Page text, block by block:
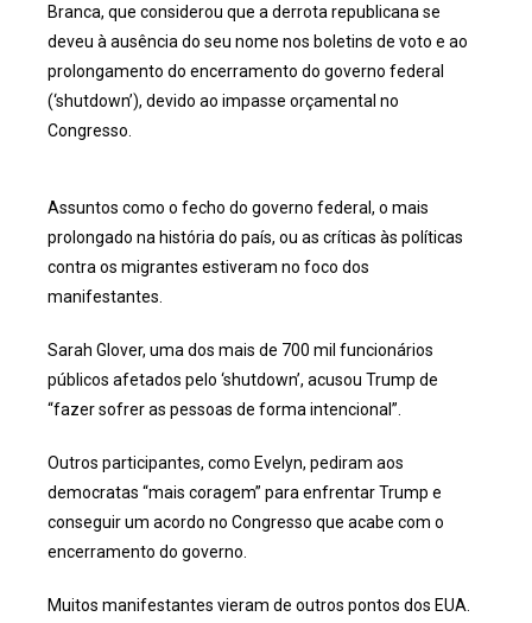
Branca, que considerou que a derrota republicana se
deveu à ausência do seu nome nos boletins de voto e ao
prolongamento do encerramento do governo federal
(‘shutdown’), devido ao impasse orçamental no
Congresso.
Assuntos como o fecho do governo federal, o mais
prolongado na história do país, ou as críticas às políticas
contra os migrantes estiveram no foco dos
manifestantes.
Sarah Glover, uma dos mais de 700 mil funcionários
públicos afetados pelo ‘shutdown’, acusou Trump de
“fazer sofrer as pessoas de forma intencional”.
Outros participantes, como Evelyn, pediram aos
democratas “mais coragem” para enfrentar Trump e
conseguir um acordo no Congresso que acabe com o
encerramento do governo.
Muitos manifestantes vieram de outros pontos dos EUA.